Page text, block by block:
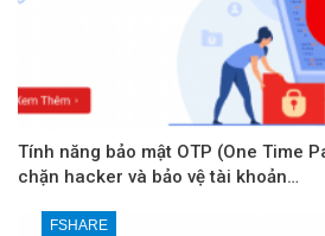
Tính năng bảo mật OTP (One Time
chặn hacker và bảo vệ tài khoản…
FSHARE